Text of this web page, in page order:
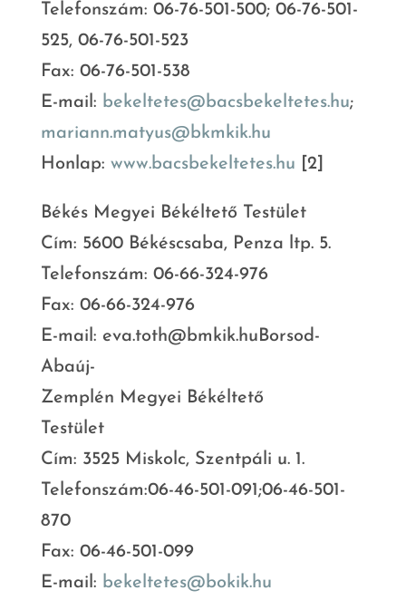
Telefonszám: 06-76-501-500; 06-76-501-
525, 06-76-501-523
Fax: 06-76-501-538
E-mail: bekeltetes@bacsbekeltetes.hu;
mariann.matyus@bkmkik.hu
Honlap: www.bacsbekeltetes.hu [2]
Békés Megyei Békéltető Testület
Cím: 5600 Békéscsaba, Penza ltp. 5.
Telefonszám: 06-66-324-976
Fax: 06-66-324-976
E-mail: eva.toth@bmkik.huBorsod-
Abaúj-
Zemplén Megyei Békéltető
Testület
Cím: 3525 Miskolc, Szentpáli u. 1.
Telefonszám:06-46-501-091;06-46-501-
870
Fax: 06-46-501-099
E-mail: bekeltetes@bokik.hu